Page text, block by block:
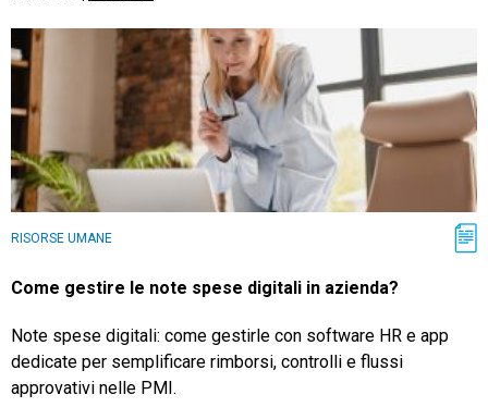
RISORSE UMANE
Come gestire le note spese digitali in azienda?
Note spese digitali: come gestirle con software HR e app
dedicate per semplificare rimborsi, controlli e flussi
approvativi nelle PMI.